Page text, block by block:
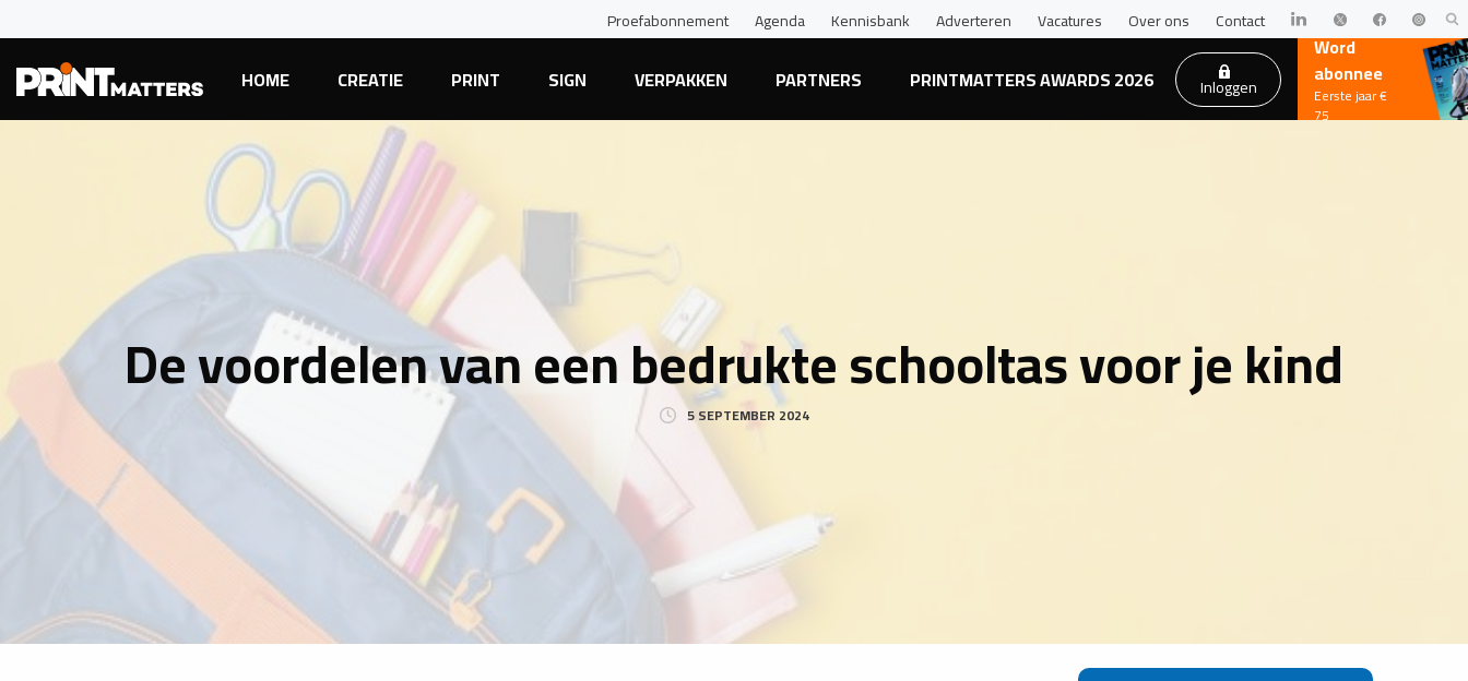
Proefabonnement Agenda Kennisbank Adverteren Vacatures Over ons Contact
HOME CREATIE PRINT SIGN VERPAKKEN PARTNERS PRINTMATTERS AWARDS 2026 Inloggen
Word
abonnee
Eerste jaar €
75
De voordelen van een bedrukte schooltas voor je kind
5 SEPTEMBER 2024